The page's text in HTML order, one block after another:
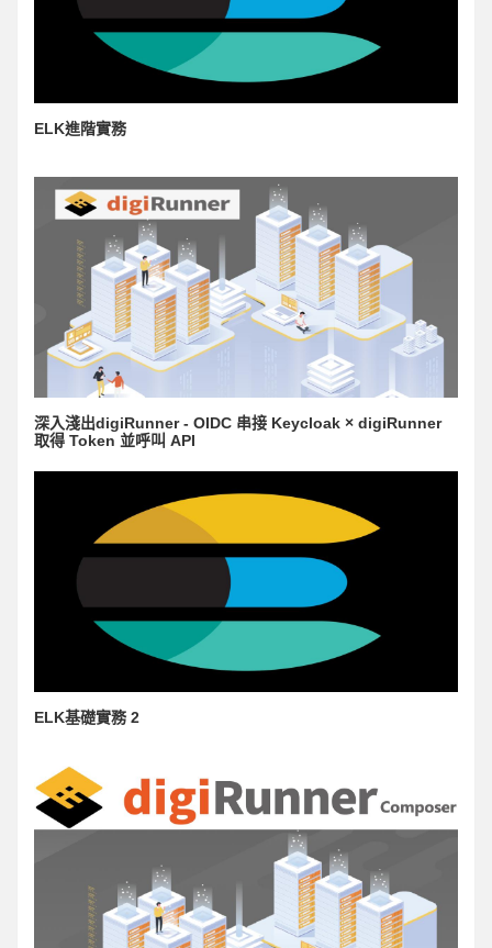
ELK進階實務
深入淺出digiRunner - OIDC 串接 Keycloak × digiRunner
取得 Token 並呼叫 API
ELK基礎實務 2